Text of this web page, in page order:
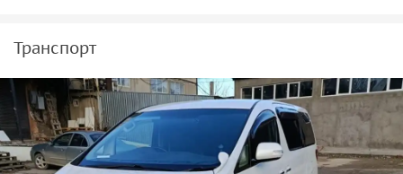
Транспорт